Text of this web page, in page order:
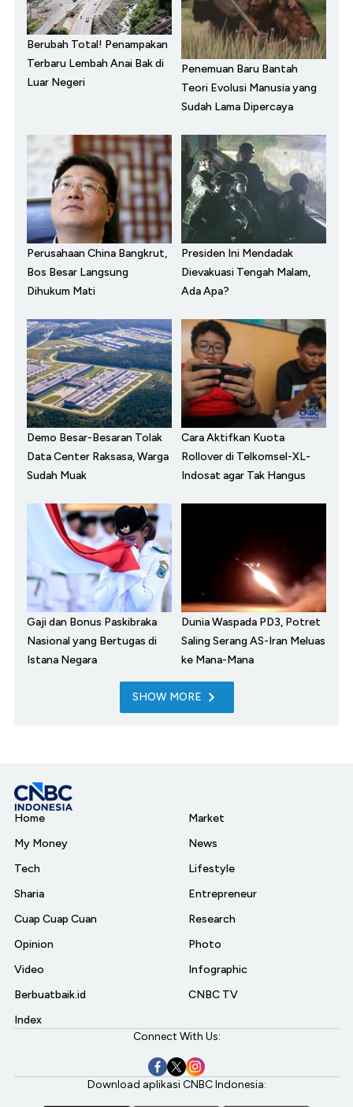
Berubah Total! Penampakan
Terbaru Lembah Anai Bak di
Luar Negeri
Penemuan Baru Bantah
Teori Evolusi Manusia yang
Sudah Lama Dipercaya
Perusahaan China Bangkrut,
Bos Besar Langsung
Dihukum Mati
Presiden Ini Mendadak
Dievakuasi Tengah Malam,
Ada Apa?
Demo Besar-Besaran Tolak
Data Center Raksasa, Warga
Sudah Muak
Cara Aktifkan Kuota
Rollover di Telkomsel-XL-
Indosat agar Tak Hangus
Gaji dan Bonus Paskibraka
Nasional yang Bertugas di
Istana Negara
Dunia Waspada PD3, Potret
Saling Serang AS-Iran Meluas
ke Mana-Mana
SHOW MORE
Home
My Money
Tech
Sharia
Cuap Cuap Cuan
Opinion
Video
Berbuatbaik.id
Index
Market
News
Lifestyle
Entrepreneur
Research
Photo
Infographic
CNBC TV
Connect With Us:
Download aplikasi CNBC Indonesia: